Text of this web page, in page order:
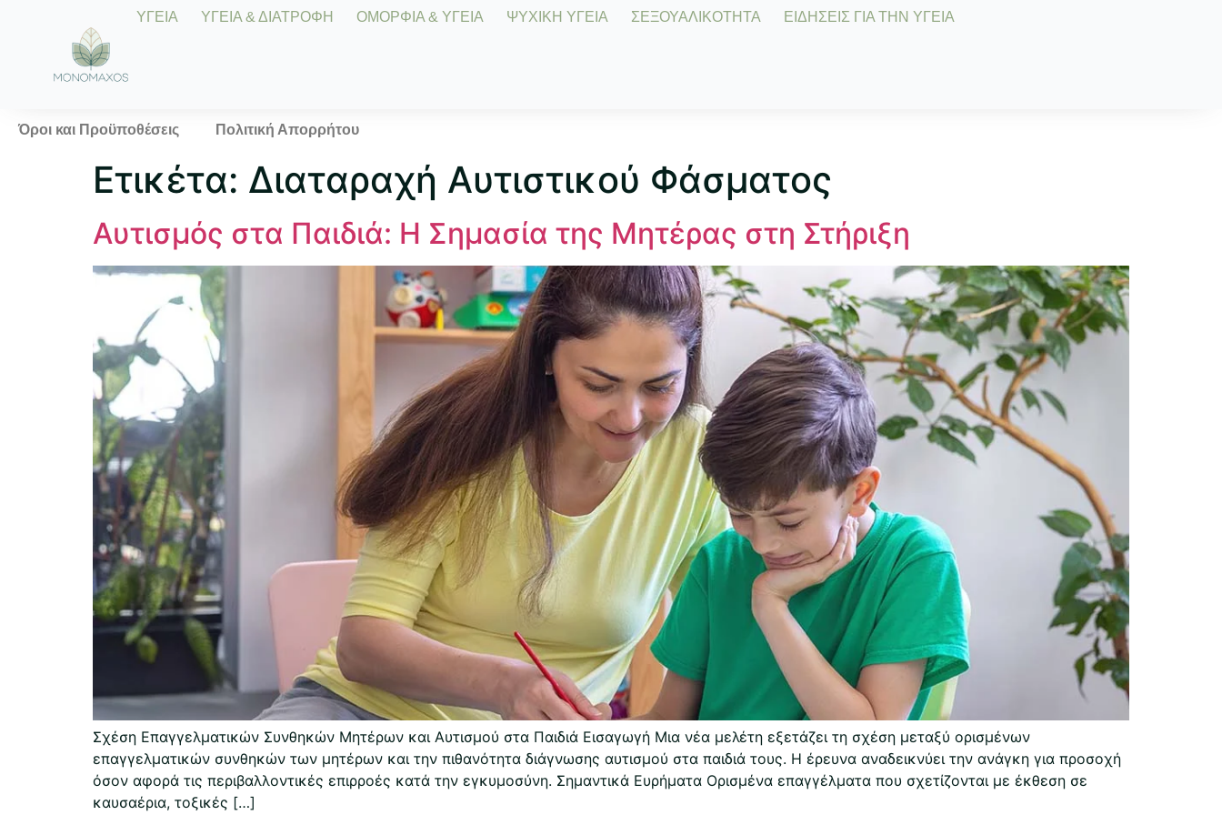
ΥΓΕΙΑ ΥΓΕΙΑ & ΔΙΑΤΡΟΦΗ ΟΜΟΡΦΙΑ & ΥΓΕΙΑ ΨΥΧΙΚΗ ΥΓΕΙΑ ΣΕΞΟΥΑΛΙΚΟΤΗΤΑ ΕΙΔΗΣΕΙΣ ΓΙΑ ΤΗΝ ΥΓΕΙΑ
Όροι και Προϋποθέσεις Πολιτική Απορρήτου
Ετικέτα: Διαταραχή Αυτιστικού Φάσματος
Αυτισμός στα Παιδιά: Η Σημασία της Μητέρας στη Στήριξη
Σχέση Επαγγελματικών Συνθηκών Μητέρων και Αυτισμού στα Παιδιά Εισαγωγή Μια νέα μελέτη εξετάζει τη σχέση μεταξύ ορισμένων
επαγγελματικών συνθηκών των μητέρων και την πιθανότητα διάγνωσης αυτισμού στα παιδιά τους. Η έρευνα αναδεικνύει την ανάγκη για προσοχή
όσον αφορά τις περιβαλλοντικές επιρροές κατά την εγκυμοσύνη. Σημαντικά Ευρήματα Ορισμένα επαγγέλματα που σχετίζονται με έκθεση σε
καυσαέρια, τοξικές […]